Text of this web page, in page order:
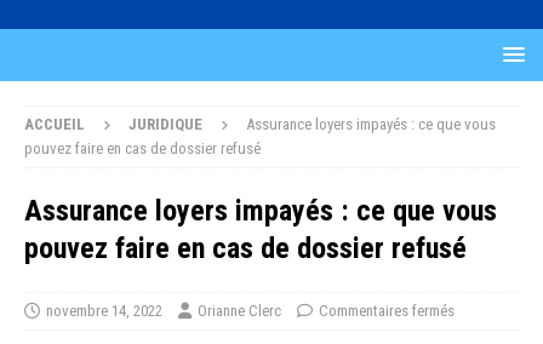
ACCUEIL JURIDIQUE
Assurance loyers impayés : ce que vous
pouvez faire en cas de dossier refusé
Assurance loyers impayés : ce que vous
pouvez faire en cas de dossier refusé
novembre 14, 2022 Orianne Clerc Commentaires fermés